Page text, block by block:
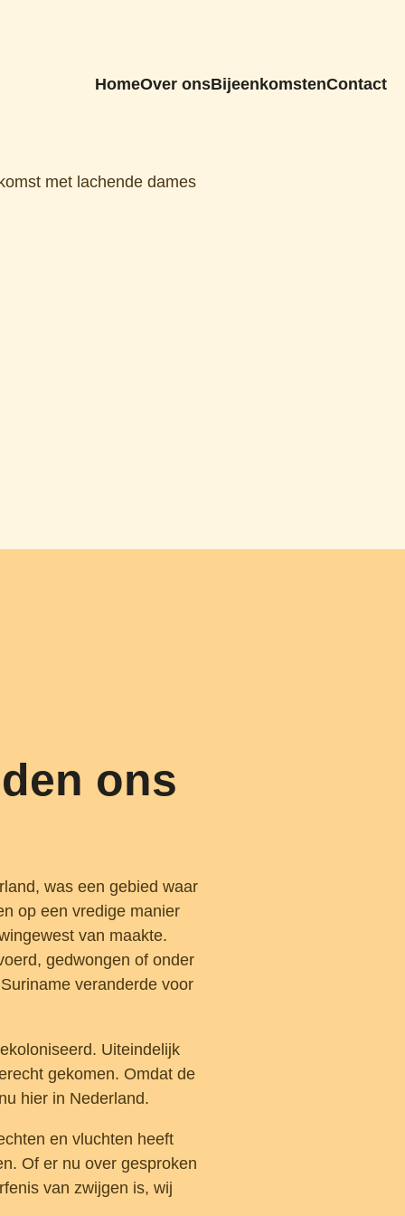
HomeOver onsBijeenkomstenContact
ons
was een gebied waar
op een vredige manier
van maakte.
gedwongen of onder
veranderde voor
Uiteindelijk
gekomen. Omdat de
hier in Nederland.
en vluchten heeft
Of er nu over gesproken
van zwijgen is, wij